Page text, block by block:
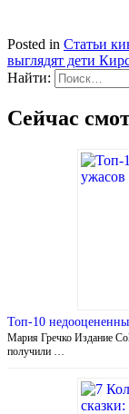
Posted in Статьи
выглядят дети
Найти:
Сейчас
Топ-10
Мария Гречко Издание
получили …